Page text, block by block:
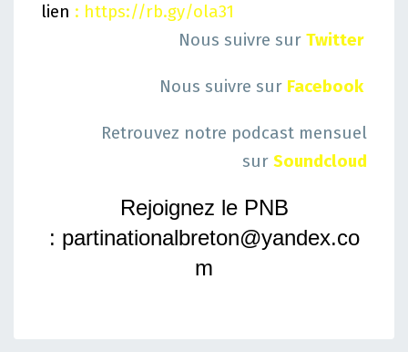
lien : https://rb.gy/ola31
Nous suivre sur Twitter
Nous suivre sur Facebook
Retrouvez notre podcast mensuel
sur Soundcloud
Rejoignez le PNB
: partinationalbreton@yandex.co
m